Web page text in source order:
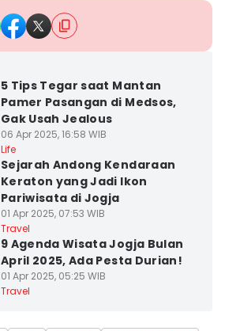
5 Tips Tegar saat Mantan
Pamer Pasangan di Medsos,
Gak Usah Jealous
06 Apr 2025, 16:58 WIB
Life
Sejarah Andong Kendaraan
Keraton yang Jadi Ikon
Pariwisata di Jogja
01 Apr 2025, 07:53 WIB
Travel
9 Agenda Wisata Jogja Bulan
April 2025, Ada Pesta Durian!
01 Apr 2025, 05:25 WIB
Travel